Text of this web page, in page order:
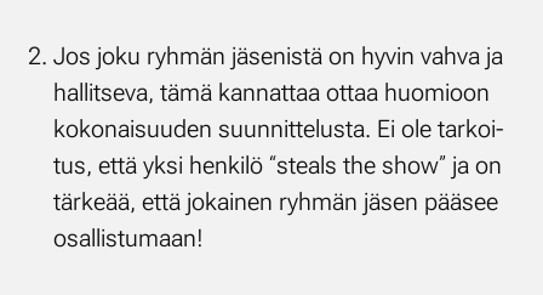
Jos jo­ku ryh­män jä­se­nis­tä on hy­vin vah­va ja
hal­lit­se­va, tä­mä kan­nat­taa ot­taa huo­mioon
ko­ko­nai­suu­den suun­nit­te­lus­ta. Ei ole tar­koi­
tus, et­tä yk­si hen­ki­lö “steals the show” ja on
tär­ke­ää, et­tä jo­kai­nen ryh­män jä­sen pää­see
osal­lis­tu­maan!